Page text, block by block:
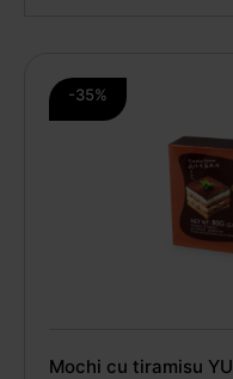
-35%
Mochi cu tiramisu